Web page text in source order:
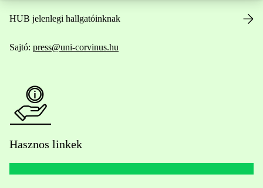
HUB jelenlegi hallgatóinknak
Sajtó: press@uni-corvinus.hu
Hasznos linkek